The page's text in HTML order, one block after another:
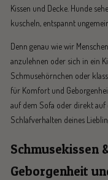
Kissen und Decke. Hunde
kuscheln, entspannt
Denn genau wie wir
anzulehnen oder sich in ein
Schmusehörnchen oder
für Komfort und
auf dem Sofa oder direkt auf
Schlafverhalten deines
Schmusekissen
Geborgenheit